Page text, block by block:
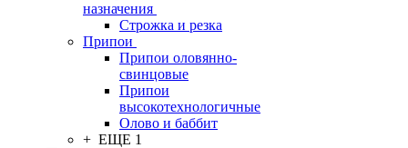
назначения
Строжка и резка
Припои
Припои оловянно-
свинцовые
Припои
высокотехнологичные
Олово и баббит
+ ЕЩЕ 1